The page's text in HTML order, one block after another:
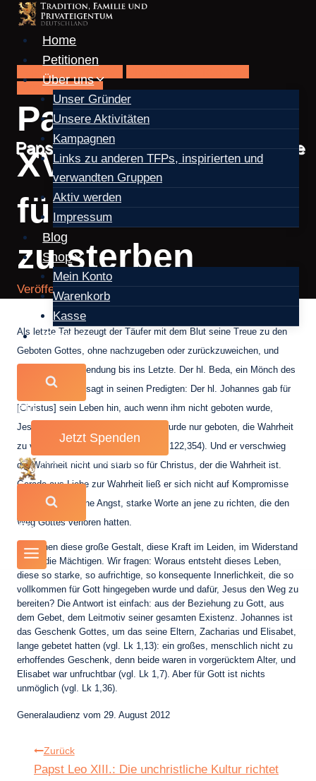
Zum
Inhalt
springenHome
Petitionen
Über uns
Unser Gründer
Unsere Aktivitäten
Kampagnen
Links zu anderen TFPs, inspirierten und
verwandten Gruppen
Aktiv werden
Impressum
Blog
Shop
Mein Konto
Warenkorb
Kasse
Kontakt
0
Jetzt Spenden
0
Papst Benedikt XVI.
Gegenrevolution
Papst Benedikt
XVI.: Bereit sein,
für die Wahrheit
zu sterben
Veröffentlicht amDezember 15, 2012
Als letzte Tat bezeugt der Täufer mit dem Blut seine Treue zu den
Geboten Gottes, ohne nachzugeben oder zurückzuweichen, und
erfüllt so seine Sendung bis ins Letzte. Der hl. Beda, ein Mönch des
8. Jahrhunderts, sagt in seinen Predigten: Der hl. Johannes gab für
[Christus] sein Leben hin, auch wenn ihm nicht geboten wurde,
Jesus Christus zu verleugnen. Ihm wurde nur geboten, die Wahrheit
zu verschweigen (vgl. Hom. 23: CCL 122,354). Und er verschwieg
die Wahrheit nicht und starb so für Christus, der die Wahrheit ist.
Gerade aus Liebe zur Wahrheit ließ er sich nicht auf Kompromisse
ein und hatte keine Angst, starke Worte an jene zu richten, die den
Weg Gottes verloren hatten.
Wir sehen diese große Gestalt, diese Kraft im Leiden, im Widerstand
gegen die Mächtigen. Wir fragen: Woraus entsteht dieses Leben,
diese so starke, so aufrichtige, so konsequente Innerlichkeit, die so
vollkommen für Gott hingegeben wurde und dafür, Jesus den Weg zu
bereiten? Die Antwort ist einfach: aus der Beziehung zu Gott, aus
dem Gebet, dem Leitmotiv seiner gesamten Existenz. Johannes ist
das Geschenk Gottes, um das seine Eltern, Zacharias und Elisabet,
lange gebetet hatten (vgl. Lk 1,13): ein großes, menschlich nicht zu
erhoffendes Geschenk, denn beide waren in vorgerücktem Alter, und
Elisabet war unfruchtbar (vgl. Lk 1,7). Aber für Gott ist nichts
unmöglich (vgl. Lk 1,36).
Generalaudienz vom 29. August 2012
Beitragsnavigation
Zurück
Papst Leo XIII.: Die unchristliche Kultur richtet